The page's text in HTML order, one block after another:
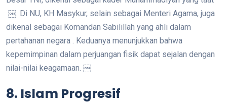
￼. Di NU, KH Masykur, selain sebagai Menteri Agama, juga
dikenal sebagai Komandan Sabilillah yang ahli dalam
pertahanan negara . Keduanya menunjukkan bahwa
kepemimpinan dalam perjuangan fisik dapat sejalan dengan
nilai-nilai keagamaan. ￼
8. Islam Progresif